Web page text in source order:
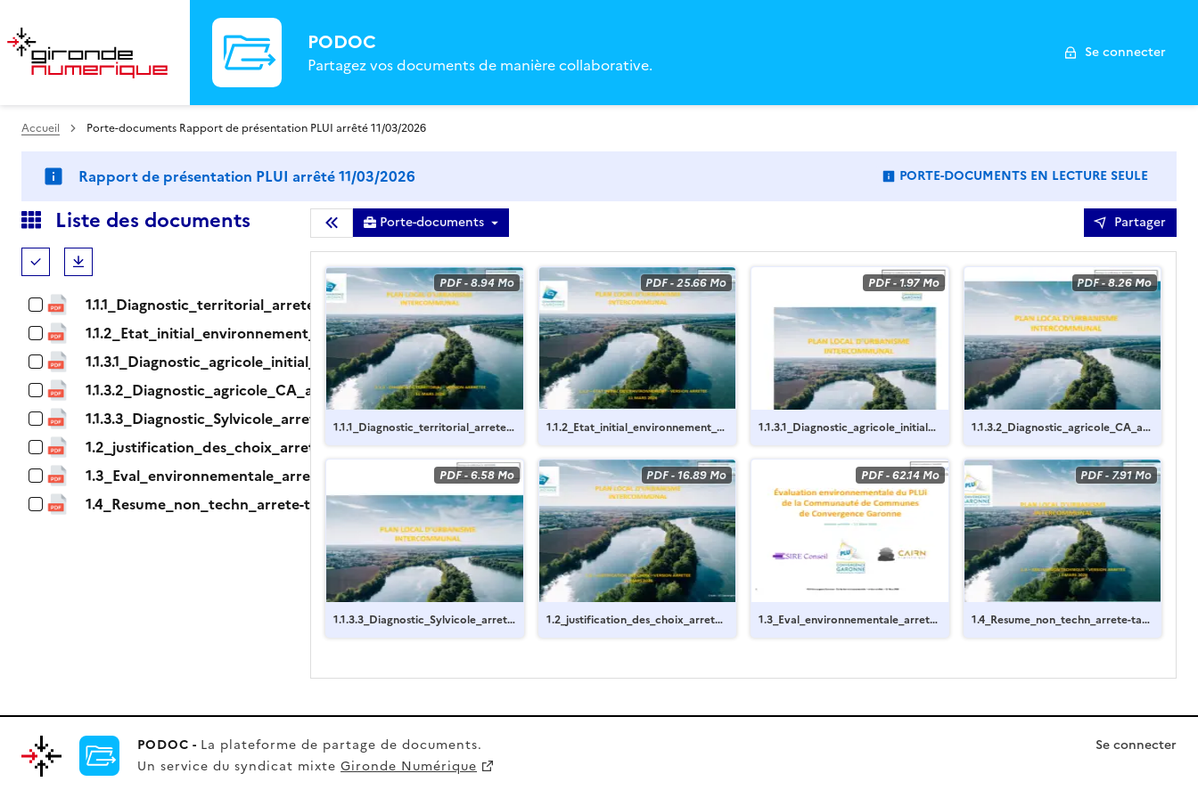
PODOC
Partagez vos documents de manière collaborative.
Se connecter
Accueil Porte-documents Rapport de présentation PLUI arrêté 11/03/2026
Rapport de présentation PLUI arrêté 11/03/2026 PORTE-DOCUMENTS EN LECTURE SEULE
: LES FICHIERS NE SONT PAS MODIFIABLES.
Liste des documents
Tout (dé)sélectionner
1.1.1_Diagnostic_territorial_arrete-tampon.pdf
1.1.2_Etat_initial_environnement_arrete-tampon.pdf
1.1.3.1_Diagnostic_agricole_initial_arrete-tampon.pdf
1.1.3.2_Diagnostic_agricole_CA_arrete-tampon.pdf
1.1.3.3_Diagnostic_Sylvicole_arrete-tampon.pdf
1.2_justification_des_choix_arrete-tampon.pdf
1.3_Eval_environnementale_arretee-tampon.pdf
1.4_Resume_non_techn_arrete-tampon.pdf
Masquer la liste des documents
Porte-documents Partager
PDF-8.94 Mo
1.1.1_Diagnostic_territorial_arrete-t
PDF-25.66 Mo
1.1.2_Etat_initial_environnement_ar
PDF-1.97 Mo
1.1.3.1_Diagnostic_agricole_initial_a
PDF-8.26 Mo
1.1.3.2_Diagnostic_agricole_CA_arr
PDF-6.58 Mo
1.1.3.3_Diagnostic_Sylvicole_arrete
PDF-16.89 Mo
1.2_justification_des_choix_arrete-
PDF-62.14 Mo
1.3_Eval_environnementale_arrete
PDF-7.91 Mo
1.4_Resume_non_techn_arrete-tam
PODOC - La plateforme de partage de documents.
Un service du syndicat mixteGironde Numérique
Se connecter